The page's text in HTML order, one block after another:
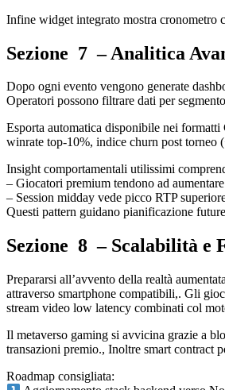
Infine widget integrato mostra cronometro
Sezione 7 – Analitica
Dopo ogni evento vengono generate
Operatori possono filtrare dati per
Esporta automatica disponibile nei
winrate top‐10%, indice churn post torneo
Insight comportamentali utilissimi
– Giocatori premium tendono ad
– Session midday vede picco RTP
Questi pattern guidano pianificazione
Sezione 8 – Scalabilità e
Prepararsi all’avvento della realtà
attraverso smartphone compatibili,. Gli
stream video low latency combinati col
Il metaverso gaming si avvicina grazie a
transazioni premio., Inoltre smart contract
Roadmap consigliata: